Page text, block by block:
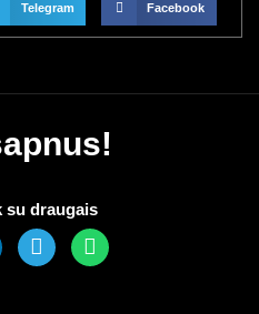
Telegram Facebook
su draugais